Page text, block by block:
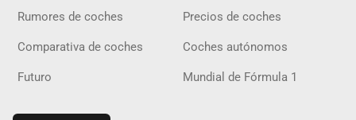
Rumores de coches Precios de coches
Comparativa de coches Coches autónomos
Futuro Mundial de Fórmula 1